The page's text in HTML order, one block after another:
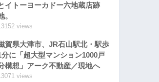
イトーヨーカドー六地蔵店跡
。
views
賀県大津市、JR石山駅北・駅歩
分に「超大型マンション1000戸
構想」アーク不動産／現地へ
views